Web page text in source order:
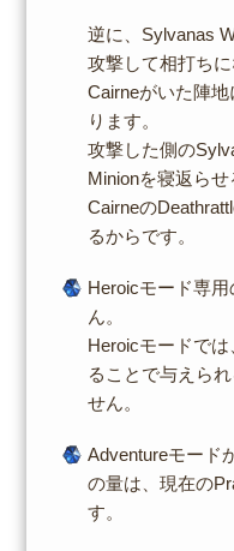
逆に、Sylvanas
攻撃して相打ち
Cairneがいた陣
ります。
攻撃した側の
Minionを寝返ら
Cairneの
るからです。
Heroicモード専
ん。
Heroicモードで
ることで与えら
せん。
Adventureモード
の量は、現在の
す。